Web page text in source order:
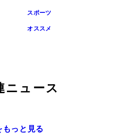
スポーツ
オススメ
ニュース
もっと見る